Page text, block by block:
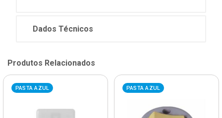
Dados Técnicos
Produtos Relacionados
PASTA AZUL PASTA AZUL